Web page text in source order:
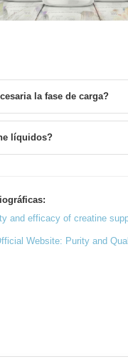
la fase de carga?
líquidos?
and efficacy of creatine
Website: Purity and